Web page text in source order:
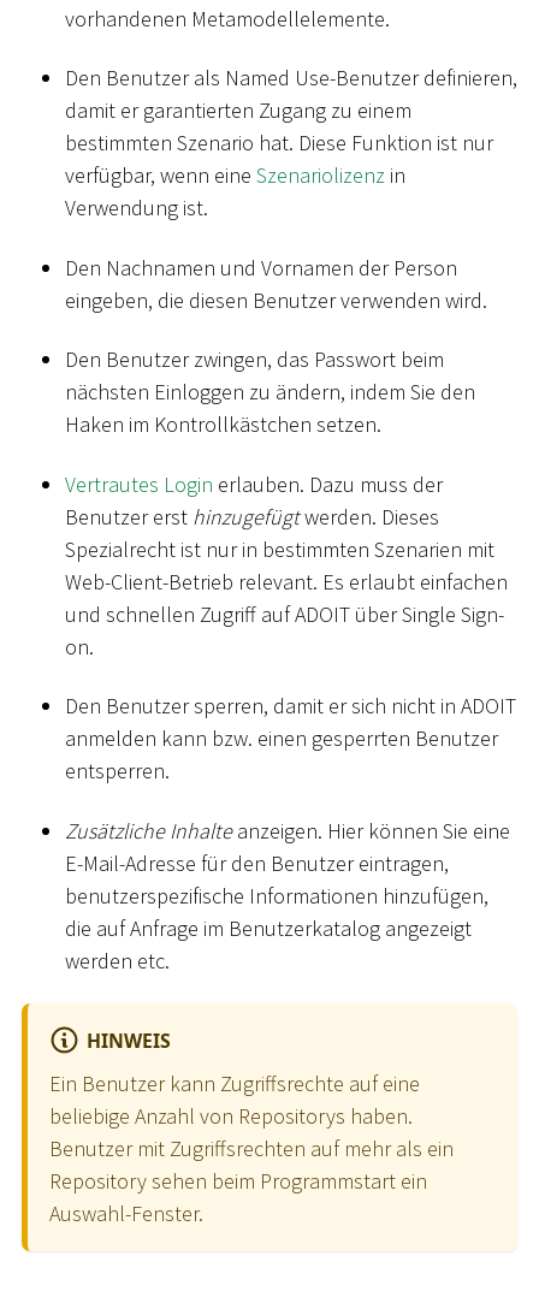
vorhandenen Metamodellelemente.
Den Benutzer als Named Use-Benutzer definieren,
damit er garantierten Zugang zu einem
bestimmten Szenario hat. Diese Funktion ist nur
verfügbar, wenn eine Szenariolizenz in
Verwendung ist.
Den Nachnamen und Vornamen der Person
eingeben, die diesen Benutzer verwenden wird.
Den Benutzer zwingen, das Passwort beim
nächsten Einloggen zu ändern, indem Sie den
Haken im Kontrollkästchen setzen.
Vertrautes Login erlauben. Dazu muss der
Benutzer erst hinzugefügtwerden. Dieses
Spezialrecht ist nur in bestimmten Szenarien mit
Web-Client-Betrieb relevant. Es erlaubt einfachen
und schnellen Zugriff auf ADOIT über Single Sign-
on.
Den Benutzer sperren, damit er sich nicht in ADOIT
anmelden kann bzw. einen gesperrten Benutzer
entsperren.
Zusätzliche Inhalteanzeigen. Hier können Sie eine
E-Mail-Adresse für den Benutzer eintragen,
benutzerspezifische Informationen hinzufügen,
die auf Anfrage im Benutzerkatalog angezeigt
werden etc.
HINWEIS
Ein Benutzer kann Zugriffsrechte auf eine
beliebige Anzahl von Repositorys haben.
Benutzer mit Zugriffsrechten auf mehr als ein
Repository sehen beim Programmstart ein
Auswahl-Fenster.